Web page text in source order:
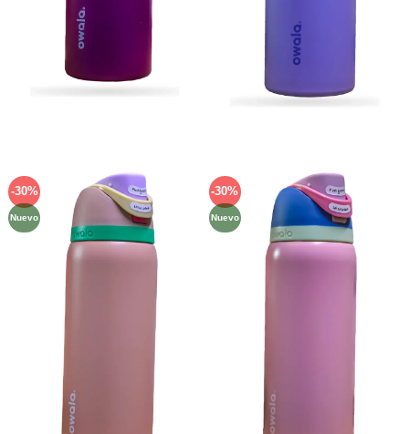
-30%
Nuevo
lista de
deseos
-30%
Nuevo
lista de
deseos